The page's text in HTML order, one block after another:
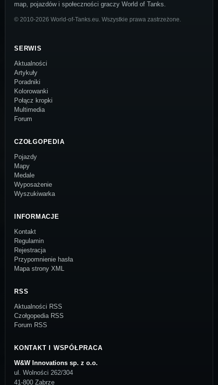
map, pojazdów i społeczności graczy World of Tanks.
© 2010-2026 World-of-Tanks.eu. Wszystkie prawa zastrzeżone.
SERWIS
Aktualności
Artykuły
Poradniki
Kolorowanki
Połącz kropki
Multimedia
Forum
CZOŁGOPEDIA
Pojazdy
Mapy
Medale
Wyposażenie
Wyszukiwarka
INFORMACJE
Kontakt
Regulamin
Rejestracja
Przypomnienie hasła
Mapa strony XML
RSS
Aktualności RSS
Czołgopedia RSS
Forum RSS
KONTAKT I WSPÓŁPRACA
W&W Innovations sp. z o.o.
ul. Wolności 262/304
41-800 Zabrze